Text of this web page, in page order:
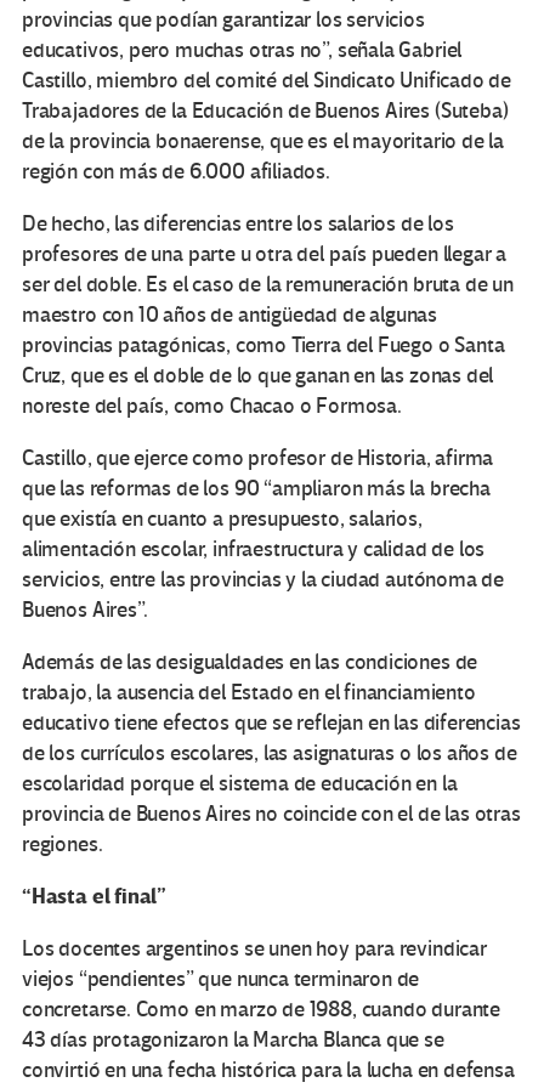
provincias que podían garantizar los servicios
educativos, pero muchas otras no”, señala Gabriel
Castillo, miembro del comité del Sindicato Unificado de
Trabajadores de la Educación de Buenos Aires (Suteba)
de la provincia bonaerense, que es el mayoritario de la
región con más de 6.000 afiliados.
De hecho, las diferencias entre los salarios de los
profesores de una parte u otra del país pueden llegar a
ser del doble. Es el caso de la remuneración bruta de un
maestro con 10 años de antigüedad de algunas
provincias patagónicas, como Tierra del Fuego o Santa
Cruz, que es el doble de lo que ganan en las zonas del
noreste del país, como Chacao o Formosa.
Castillo, que ejerce como profesor de Historia, afirma
que las reformas de los 90 “ampliaron más la brecha
que existía en cuanto a presupuesto, salarios,
alimentación escolar, infraestructura y calidad de los
servicios, entre las provincias y la ciudad autónoma de
Buenos Aires”.
Además de las desigualdades en las condiciones de
trabajo, la ausencia del Estado en el financiamiento
educativo tiene efectos que se reflejan en las diferencias
de los currículos escolares, las asignaturas o los años de
escolaridad porque el sistema de educación en la
provincia de Buenos Aires no coincide con el de las otras
regiones.
“Hasta el final”
Los docentes argentinos se unen hoy para revindicar
viejos “pendientes” que nunca terminaron de
concretarse. Como en marzo de 1988, cuando durante
43 días protagonizaron la Marcha Blanca que se
convirtió en una fecha histórica para la lucha en defensa